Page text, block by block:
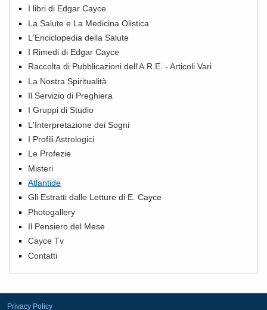
I libri di Edgar Cayce
La Salute e La Medicina Olistica
L'Enciclopedia della Salute
I Rimedi di Edgar Cayce
Raccolta di Pubblicazioni dell'A.R.E. - Articoli Vari
La Nostra Spiritualità
Il Servizio di Preghiera
I Gruppi di Studio
L'Interpretazione dei Sogni
I Profili Astrologici
Le Profezie
Misteri
Atlantide
Gli Estratti dalle Letture di E. Cayce
Photogallery
Il Pensiero del Mese
Cayce Tv
Contatti
Privacy Policy